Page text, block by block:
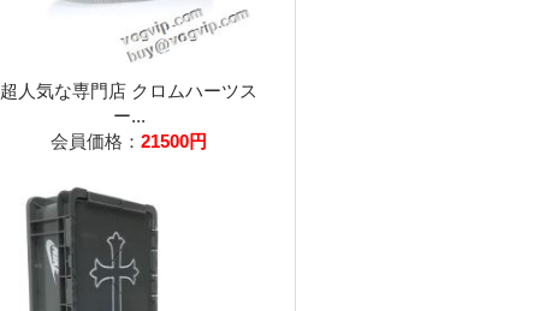
超人気な専門店 クロムハーツス
ー...
会員価格： 21500円